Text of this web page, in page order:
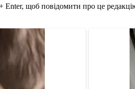
Enter, щоб повідомити про це